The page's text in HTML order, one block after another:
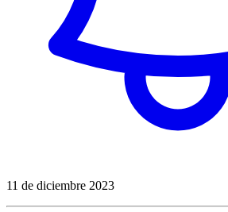
11 de diciembre 2023